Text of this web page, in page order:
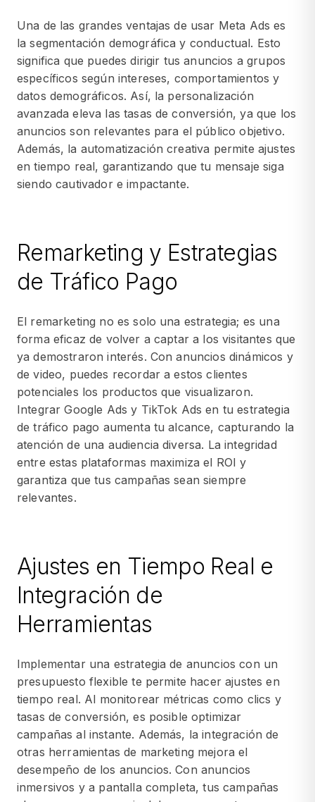
Una de las grandes ventajas de usar Meta Ads es
la segmentación demográfica y conductual. Esto
significa que puedes dirigir tus anuncios a grupos
específicos según intereses, comportamientos y
datos demográficos. Así, la personalización
avanzada eleva las tasas de conversión, ya que los
anuncios son relevantes para el público objetivo.
Además, la automatización creativa permite ajustes
en tiempo real, garantizando que tu mensaje siga
siendo cautivador e impactante.
Remarketing y Estrategias
de Tráfico Pago
El remarketing no es solo una estrategia; es una
forma eficaz de volver a captar a los visitantes que
ya demostraron interés. Con anuncios dinámicos y
de video, puedes recordar a estos clientes
potenciales los productos que visualizaron.
Integrar Google Ads y TikTok Ads en tu estrategia
de tráfico pago aumenta tu alcance, capturando la
atención de una audiencia diversa. La integridad
entre estas plataformas maximiza el ROI y
garantiza que tus campañas sean siempre
relevantes.
Ajustes en Tiempo Real e
Integración de
Herramientas
Implementar una estrategia de anuncios con un
presupuesto flexible te permite hacer ajustes en
tiempo real. Al monitorear métricas como clics y
tasas de conversión, es posible optimizar
campañas al instante. Además, la integración de
otras herramientas de marketing mejora el
desempeño de los anuncios. Con anuncios
inmersivos y a pantalla completa, tus campañas